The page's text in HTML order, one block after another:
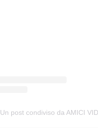
Un post condiviso da AMICI